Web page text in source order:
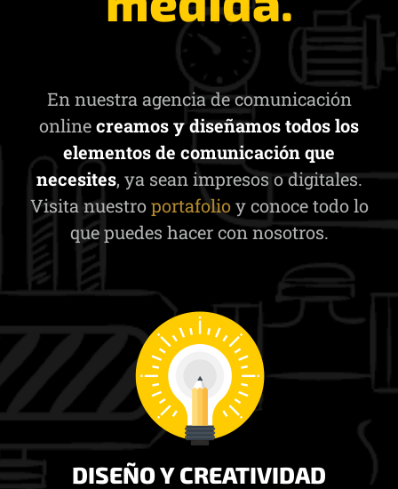
En nuestra agencia de comunicación
onlinecreamos y diseñamos todos los
elementos de comunicación que
necesites, ya sean impresos o digitales.
Visita nuestroportafolioy conoce todo lo
que puedes hacer con nosotros.
DISEÑO Y CREATIVIDAD